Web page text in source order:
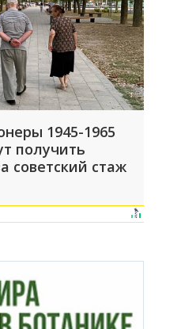
1945-1965
получить
советский стаж